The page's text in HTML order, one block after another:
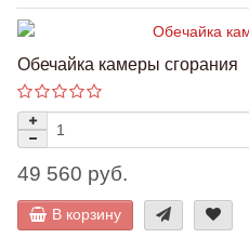
Обечайка камеры сгорания
49 560 руб.
В корзину